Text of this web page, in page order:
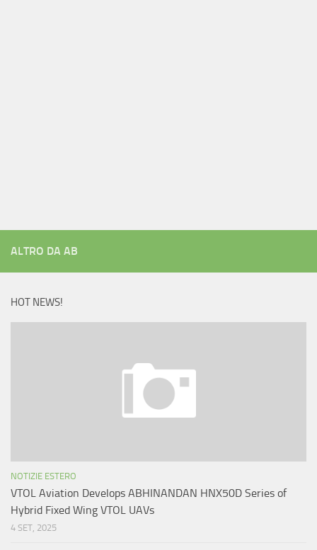
ALTRO DA AB
HOT NEWS!
NOTIZIE ESTERO
VTOL Aviation Develops ABHINANDAN HNX50D Series of
Hybrid Fixed Wing VTOL UAVs
4 SET, 2025